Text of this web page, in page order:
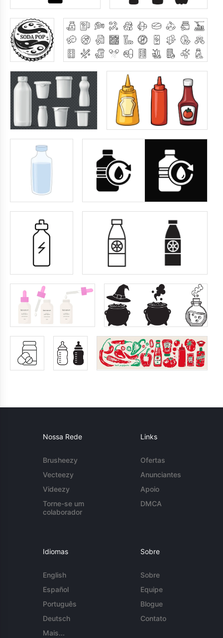
Nossa Rede
Brusheezy
Vecteezy
Videezy
Torne-se um
colaborador
Links
Ofertas
Anunciantes
Apoio
DMCA
Idiomas
English
Español
Português
Deutsch
Mais...
Sobre
Sobre
Equipe
Blogue
Contato